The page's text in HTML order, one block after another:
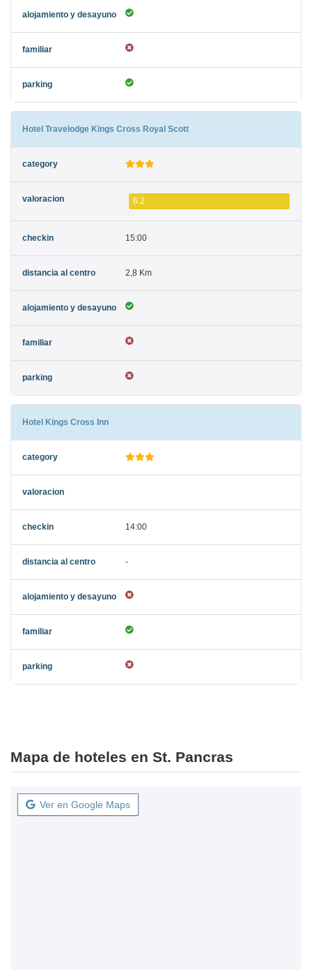
Hotel Travelodge Kings Cross Royal Scott
6.2
15:00
2,8 Km
Hotel Kings Cross Inn
14:00
-
Mapa de hoteles en St. Pancras
Ver en Google Maps